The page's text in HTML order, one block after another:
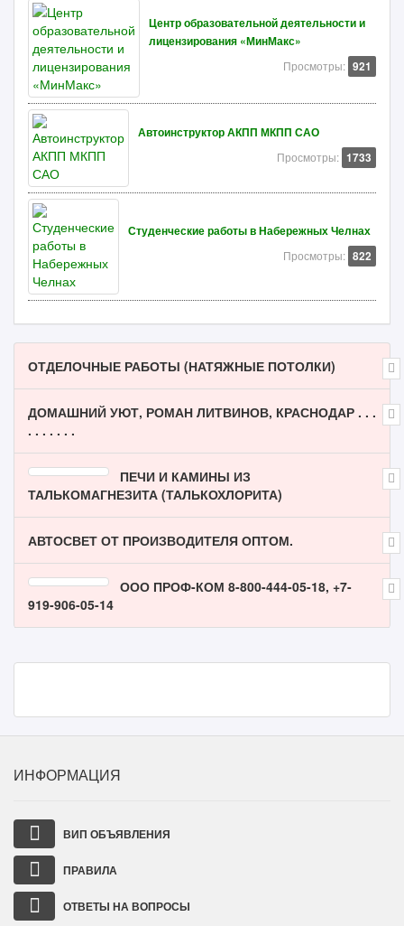
Центр образовательной деятельности и
лицензирования «МинМакс»
Просмотры: 921
Автоинструктор АКПП МКПП САО
Просмотры: 1733
Студенческие работы в Набережных Челнах
Просмотры: 822
ОТДЕЛОЧНЫЕ РАБОТЫ (НАТЯЖНЫЕ ПОТОЛКИ)
ДОМАШНИЙ УЮТ, РОМАН ЛИТВИНОВ, КРАСНОДАР . . .
. . . . . . .
ПЕЧИ И КАМИНЫ ИЗ
ТАЛЬКОМАГНЕЗИТА (ТАЛЬКОХЛОРИТА)
АВТОСВЕТ ОТ ПРОИЗВОДИТЕЛЯ ОПТОМ.
ООО ПРОФ-КОМ 8-800-444-05-18, +7-
919-906-05-14
ИНФОРМАЦИЯ
ВИП ОБЪЯВЛЕНИЯ
ПРАВИЛА
ОТВЕТЫ НА ВОПРОСЫ